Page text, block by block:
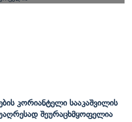
Კორიანტელი Სააკაშვილის
Უაღრესად Შეურაცხმყოფელია